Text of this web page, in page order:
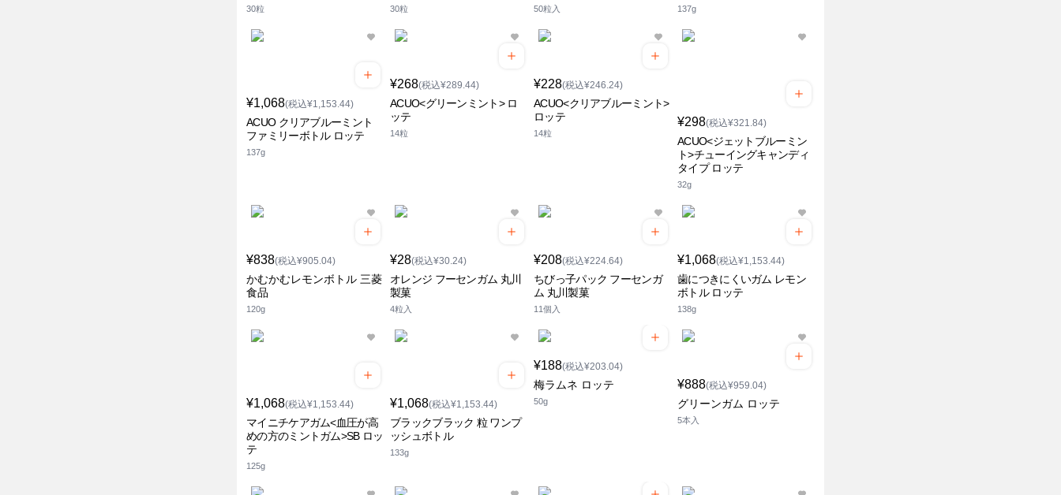
30粒 30粒 50粒入 137g
¥1,068(税込¥1,153.44)
ACUO クリアブルーミント
ファミリーボトル ロッテ
137g
¥268(税込¥289.44)
ACUO<グリーンミント> ロ
ッテ
14粒
¥228(税込¥246.24)
ACUO<クリアブルーミント>
ロッテ
14粒
¥298(税込¥321.84)
ACUO<ジェットブルーミン
ト>チューイングキャンディ
タイプ ロッテ
32g
¥838(税込¥905.04)
かむかむレモンボトル 三菱
食品
120g
¥28(税込¥30.24)
オレンジ フーセンガム 丸川
製菓
4粒入
¥208(税込¥224.64)
ちびっ子パック フーセンガ
ム 丸川製菓
11個入
¥1,068(税込¥1,153.44)
歯につきにくいガム レモン
ボトル ロッテ
138g
¥1,068(税込¥1,153.44)
マイニチケアガム<血圧が高
めの方のミントガム>SB ロッ
テ
125g
¥1,068(税込¥1,153.44)
ブラックブラック 粒 ワンプ
ッシュボトル
133g
¥188(税込¥203.04)
梅ラムネ ロッテ
50g
¥888(税込¥959.04)
グリーンガム ロッテ
5本入